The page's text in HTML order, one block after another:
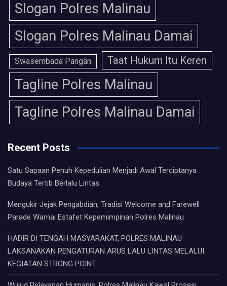
Slogan Polres Malinau
Slogan Polres Malinau Damai
Swasembada Pangan Taat Hukum Itu Keren
Tagline Polres Malinau
Tagline Polres Malinau Damai
Recent Posts
Satu Sapaan Penuh Kepedulian Menjadi Awal Terciptanya
Budaya Tertib Berlalu Lintas
Mengukir Jejak Pengabdian, Tradisi Welcome and Farewell
Parade Warnai Estafet Kepemimpinan Polres Malinau
HADIR DI TENGAH MASYARAKAT, POLRES MALINAU
LAKSANAKAN PENGATURAN ARUS LALU LINTAS MELALUI
KEGIATAN STRONG POINT